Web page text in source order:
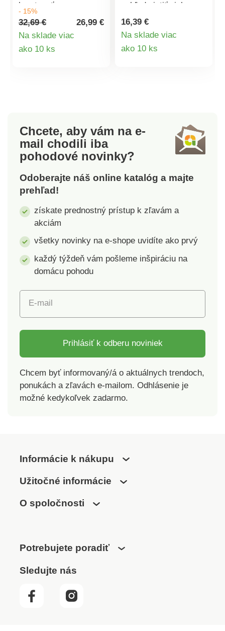
hmotnosť s
presnosťou na 100 g
nemecky, anglicky,
francúzsky alebo
španielsky. Vyrobená
- 15%
32,69 €
26,99 €
Na sklade viac
ako 10 ks
pohľad zistiť nielen
hmotnosť, ale aj obsah
tuku a vody v tele.
Ukladá údaje nielen o
vás, ale až o 10
1 ks gombíkovú
(súčasťou balenia).
ABS. Rozmery: 28 x
16,39 €
Na sklade viac
ako 10 ks
Chcete, aby vám na e-
mail chodili iba
pohodové novinky?
Odoberajte náš online katalóg a majte
prehľad!
získate prednostný prístup k zľavám a
akciám
všetky novinky na e-shope uvidíte ako prvý
každý týždeň vám pošleme inšpiráciu na
domácu pohodu
E-mail
Prihlásiť k odberu noviniek
Chcem byť informovaný/á o aktuálnych trendoch,
ponukách a zľavách e-mailom. Odhlásenie je
možné kedykoľvek zadarmo.
Informácie k nákupu
Užitočné informácie
O spoločnosti
Potrebujete poradiť
Sledujte nás